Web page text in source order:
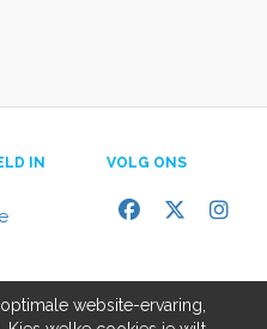
IN
VOLG ONS
website-ervaring,